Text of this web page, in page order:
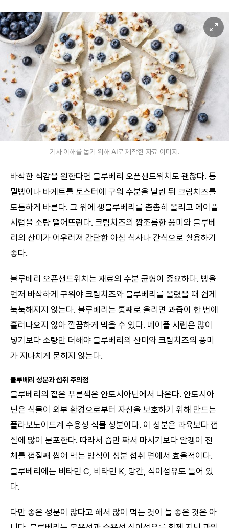
기사 이해를 돕기 위해 AI로 제작한 자료 이미지.
바삭한 식감을 원한다면 블루베리 오픈샌드위치도 괜찮다. 통
밀빵이나 바게트를 토스터에 구워 수분을 날린 뒤 크림치즈를
도톰하게 바른다. 그 위에 생블루베리를 촘촘히 올리고 메이플
시럽을 소량 떨어뜨린다. 크림치즈의 짭조름한 풍미와 블루베
리의 산미가 어우러져 간단한 아침 식사나 간식으로 활용하기
좋다.
블루베리 오픈샌드위치는 재료의 수분 균형이 중요하다. 빵을
먼저 바삭하게 구워야 크림치즈와 블루베리를 올렸을 때 쉽게
눅눅해지지 않는다. 블루베리는 통째로 올리면 과즙이 한 번에
흘러나오지 않아 깔끔하게 먹을 수 있다. 메이플 시럽은 많이
넣기보다 소량만 더해야 블루베리의 산미와 크림치즈의 풍미
가 지나치게 묻히지 않는다.
블루베리 성분과 섭취 주의점
블루베리의 짙은 푸른색은 안토시아닌에서 나온다. 안토시아
닌은 식물이 외부 환경으로부터 자신을 보호하기 위해 만드는
플라보노이드계 수용성 식물 성분이다. 이 성분은 과육보다 껍
질에 많이 분포한다. 따라서 즙만 짜서 마시기보다 알갱이 전
체를 껍질째 씹어 먹는 방식이 성분 섭취 면에서 효율적이다.
블루베리에는 비타민 C, 비타민 K, 망간, 식이섬유도 들어 있
다.
다만 좋은 성분이 많다고 해서 많이 먹는 것이 늘 좋은 것은 아